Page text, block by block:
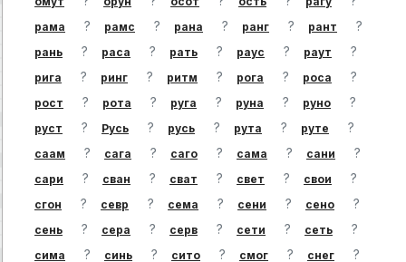
рама ? рамс ? рана ? ранг ? рант ?
рань ? раса ? рать ? раус ? раут ?
рига ? ринг ? ритм ? рога ? роса ?
рост ? рота ? руга ? руна ? руно ?
руст ? Русь ? русь ? рута ? руте ?
саам ? сага ? саго ? сама ? сани ?
сари ? сван ? сват ? свет ? свои ?
сгон ? севр ? сема ? сени ? сено ?
сень ? сера ? серв ? сети ? сеть ?
сима ? синь ? сито ? смог ? снег ?